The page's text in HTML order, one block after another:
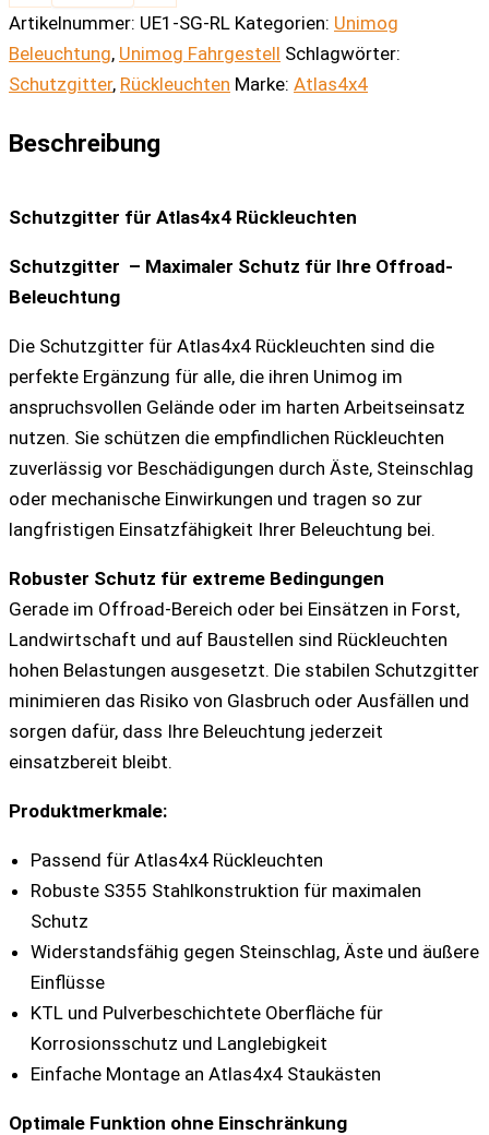
Rückleuchten
Menge
Artikelnummer: UE1-SG-RL Kategorien: Unimog
Beleuchtung, Unimog Fahrgestell Schlagwörter:
Schutzgitter, Rückleuchten Marke: Atlas4x4
Beschreibung
Schutzgitter für Atlas4x4 Rückleuchten
Schutzgitter – Maximaler Schutz für Ihre Offroad-
Beleuchtung
Die Schutzgitter für Atlas4x4 Rückleuchten sind die
perfekte Ergänzung für alle, die ihren Unimog im
anspruchsvollen Gelände oder im harten Arbeitseinsatz
nutzen. Sie schützen die empfindlichen Rückleuchten
zuverlässig vor Beschädigungen durch Äste, Steinschlag
oder mechanische Einwirkungen und tragen so zur
langfristigen Einsatzfähigkeit Ihrer Beleuchtung bei.
Robuster Schutz für extreme Bedingungen
Gerade im Offroad-Bereich oder bei Einsätzen in Forst,
Landwirtschaft und auf Baustellen sind Rückleuchten
hohen Belastungen ausgesetzt. Die stabilen Schutzgitter
minimieren das Risiko von Glasbruch oder Ausfällen und
sorgen dafür, dass Ihre Beleuchtung jederzeit
einsatzbereit bleibt.
Produktmerkmale:
Passend für Atlas4x4 Rückleuchten
Robuste S355 Stahlkonstruktion für maximalen
Schutz
Widerstandsfähig gegen Steinschlag, Äste und äußere
Einflüsse
KTL und Pulverbeschichtete Oberfläche für
Korrosionsschutz und Langlebigkeit
Einfache Montage an Atlas4x4 Staukästen
Optimale Funktion ohne Einschränkung